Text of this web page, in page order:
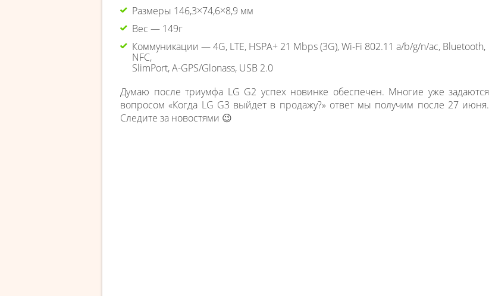
Размеры 146,3×74,6×8,9 мм
Вес — 149г
Коммуникации — 4G, LTE, HSPA+ 21 Mbps (3G), Wi-Fi 802.11 a/b/g/n/ac, Bluetooth,
NFC,
SlimPort, A-GPS/Glonass, USB 2.0
Думаю после триумфа LG G2 успех новинке обеспечен. Многие уже задаются
вопросом «Когда LG G3 выйдет в продажу?» ответ мы получим после 27 июня.
Следите за новостями 😉